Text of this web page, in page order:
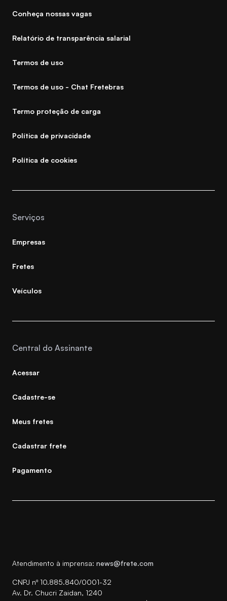
Atendimento à imprensa: news@frete.com
CNPJ nº 10.885.840/0001-32
Av. Dr. Chucri Zaidan, 1240
Conheça nossas vagas
Relatório de transparência salarial
Termos de uso
Termos de uso - Chat Fretebras
Termo proteção de carga
Política de privacidade
Política de cookies
Serviços
Empresas
Fretes
Veículos
Central do Assinante
Acessar
Cadastre-se
Meus fretes
Cadastrar frete
Pagamento